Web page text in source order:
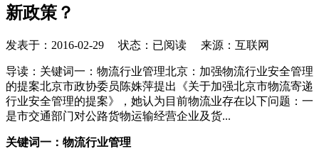
新政策？
发表于： 2016-02-29 状态：已阅读 来源：互联网
导读：关键词一：物流行业管理北京：加强物流行业安全管理
的提案北京市政协委员陈姝萍提出《关于加强北京市物流寄递
行业安全管理的提案》，她认为目前物流业存在以下问题：一
是市交通部门对公路货物运输经营企业及货...
关键词一：物流行业管理